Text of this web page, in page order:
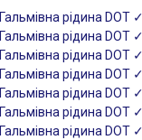
Гальмівна рідина DOT
Гальмівна рідина DOT
Гальмівна рідина DOT
Гальмівна рідина DOT
Гальмівна рідина DOT
Гальмівна рідина DOT
Гальмівна рідина DOT